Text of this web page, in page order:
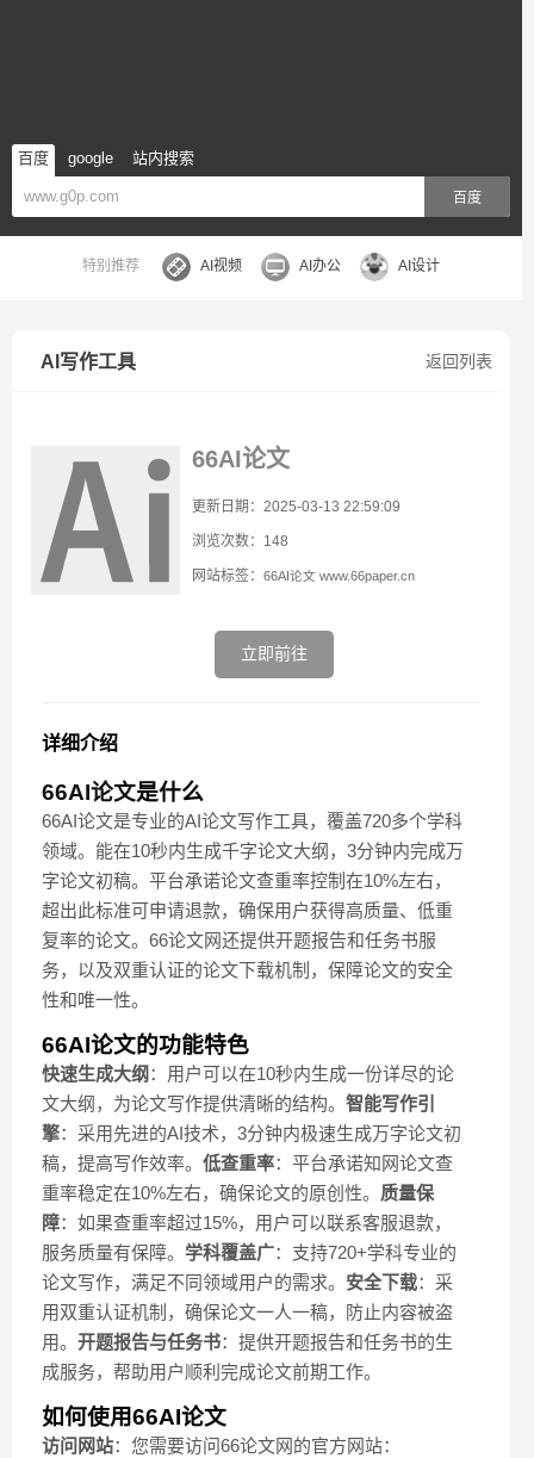
百度 google 站内搜索
百度
特别推荐 AI视频 AI办公 AI设计
返回列表
AI写作工具
66AI论文
更新日期：2025-03-13 22:59:09
浏览次数：148
网站标签：66AI论文 www.66paper.cn
立即前往
详细介绍
66AI论文是什么
66AI论文是专业的AI论文写作工具，覆盖720多个学科
领域。能在10秒内生成千字论文大纲，3分钟内完成万
字论文初稿。平台承诺论文查重率控制在10%左右，
超出此标准可申请退款，确保用户获得高质量、低重
复率的论文。66论文网还提供开题报告和任务书服
务，以及双重认证的论文下载机制，保障论文的安全
性和唯一性。
66AI论文的功能特色
快速生成大纲 ：用户可以在10秒内生成一份详尽的论
文大纲，为论文写作提供清晰的结构。 智能写作引
擎：采用先进的AI技术，3分钟内极速生成万字论文初
稿，提高写作效率。 低查重率：平台承诺知网论文查
重率稳定在10%左右，确保论文的原创性。 质量保
障：如果查重率超过15%，用户可以联系客服退款，
服务质量有保障。 学科覆盖广：支持720+学科专业的
论文写作，满足不同领域用户的需求。 安全下载：采
用双重认证机制，确保论文一人一稿，防止内容被盗
用。 开题报告与任务书：提供开题报告和任务书的生
成服务，帮助用户顺利完成论文前期工作。
如何使用66AI论文
访问网站：您需要访问66论文网的官方网站：